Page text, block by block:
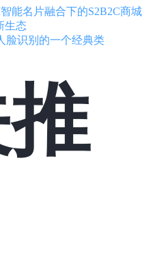
能名片融合下的S2B2C商城
生态
脸识别的一个经典类